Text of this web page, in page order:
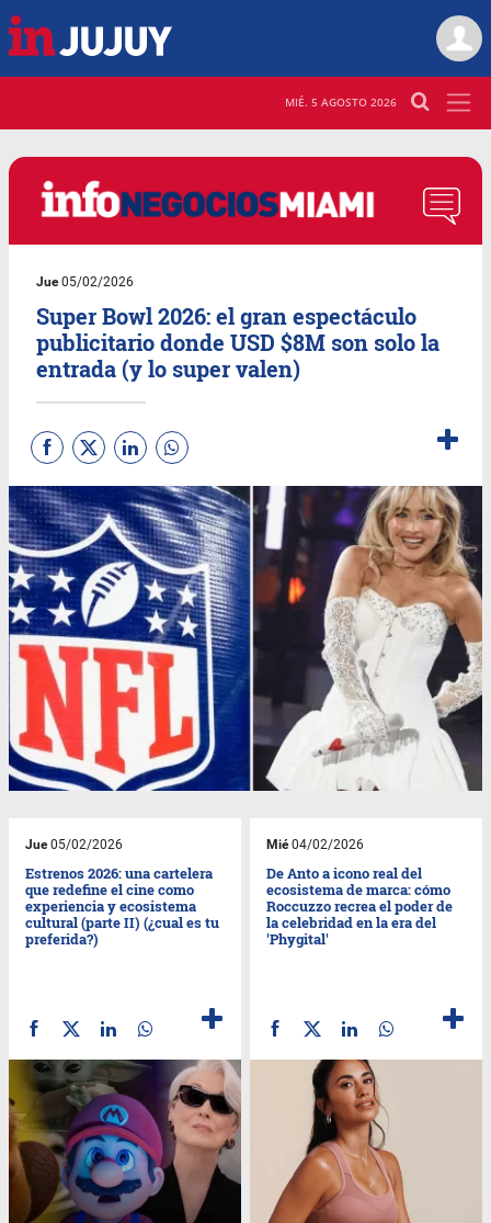
MIÉ. 5 AGOSTO 2026
Jue05/02/2026
Super Bowl 2026: el gran espectáculo
publicitario donde USD $8M son solo la
entrada (y lo super valen)
Jue05/02/2026
Estrenos 2026: una cartelera
que redefine el cine como
experiencia y ecosistema
cultural (parte II) (¿cual es tu
preferida?)
Mié04/02/2026
De Anto a icono real del
ecosistema de marca: cómo
Roccuzzo recrea el poder de
la celebridad en la era del
'Phygital'